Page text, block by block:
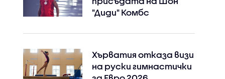
"Диди" Комбс
Хърватия отказа визи
на руски гимнастички